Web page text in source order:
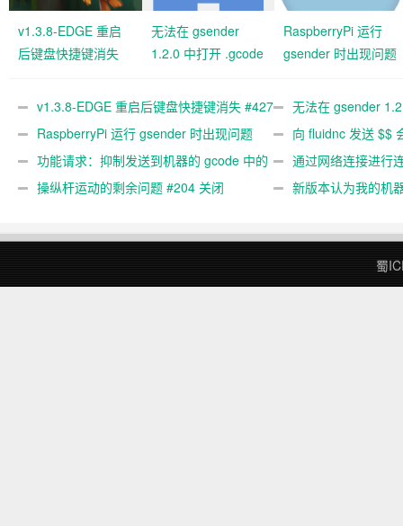
v1.3.8-EDGE 重启
后键盘快捷键消失
无法在 gsender
1.2.0 中打开 .gcode
RaspberryPi 运行
gsender 时出现问题
v1.3.8-EDGE 重启后键盘快捷键消失 #427
关闭
无法在 gsender
#367
RaspberryPi 运行 gsender 时出现问题
#89
向 fluidnc 发送 $$
#473
功能请求：抑制发送到机器的 gcode 中的
gcode 注释。 #444 关闭
通过网络连接进行
操纵杆运动的剩余问题 #204 关闭
新版本认为我的机
蜀